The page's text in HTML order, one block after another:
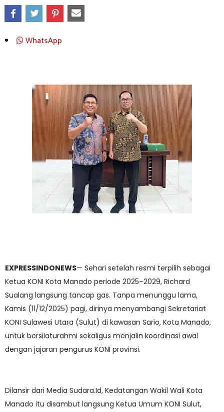
WhatsApp
EXPRESSINDONEWS— Sehari setelah resmi terpilih sebagai
Ketua KONI Kota Manado periode 2025–2029, Richard
Sualang langsung tancap gas. Tanpa menunggu lama,
Kamis (11/12/2025) pagi, dirinya menyambangi Sekretariat
KONI Sulawesi Utara (Sulut) di kawasan Sario, Kota Manado,
untuk bersilaturahmi sekaligus menjalin koordinasi awal
dengan jajaran pengurus KONI provinsi.
Dilansir dari Media Sudara.Id, Kedatangan Wakil Wali Kota
Manado itu disambut langsung Ketua Umum KONI Sulut,